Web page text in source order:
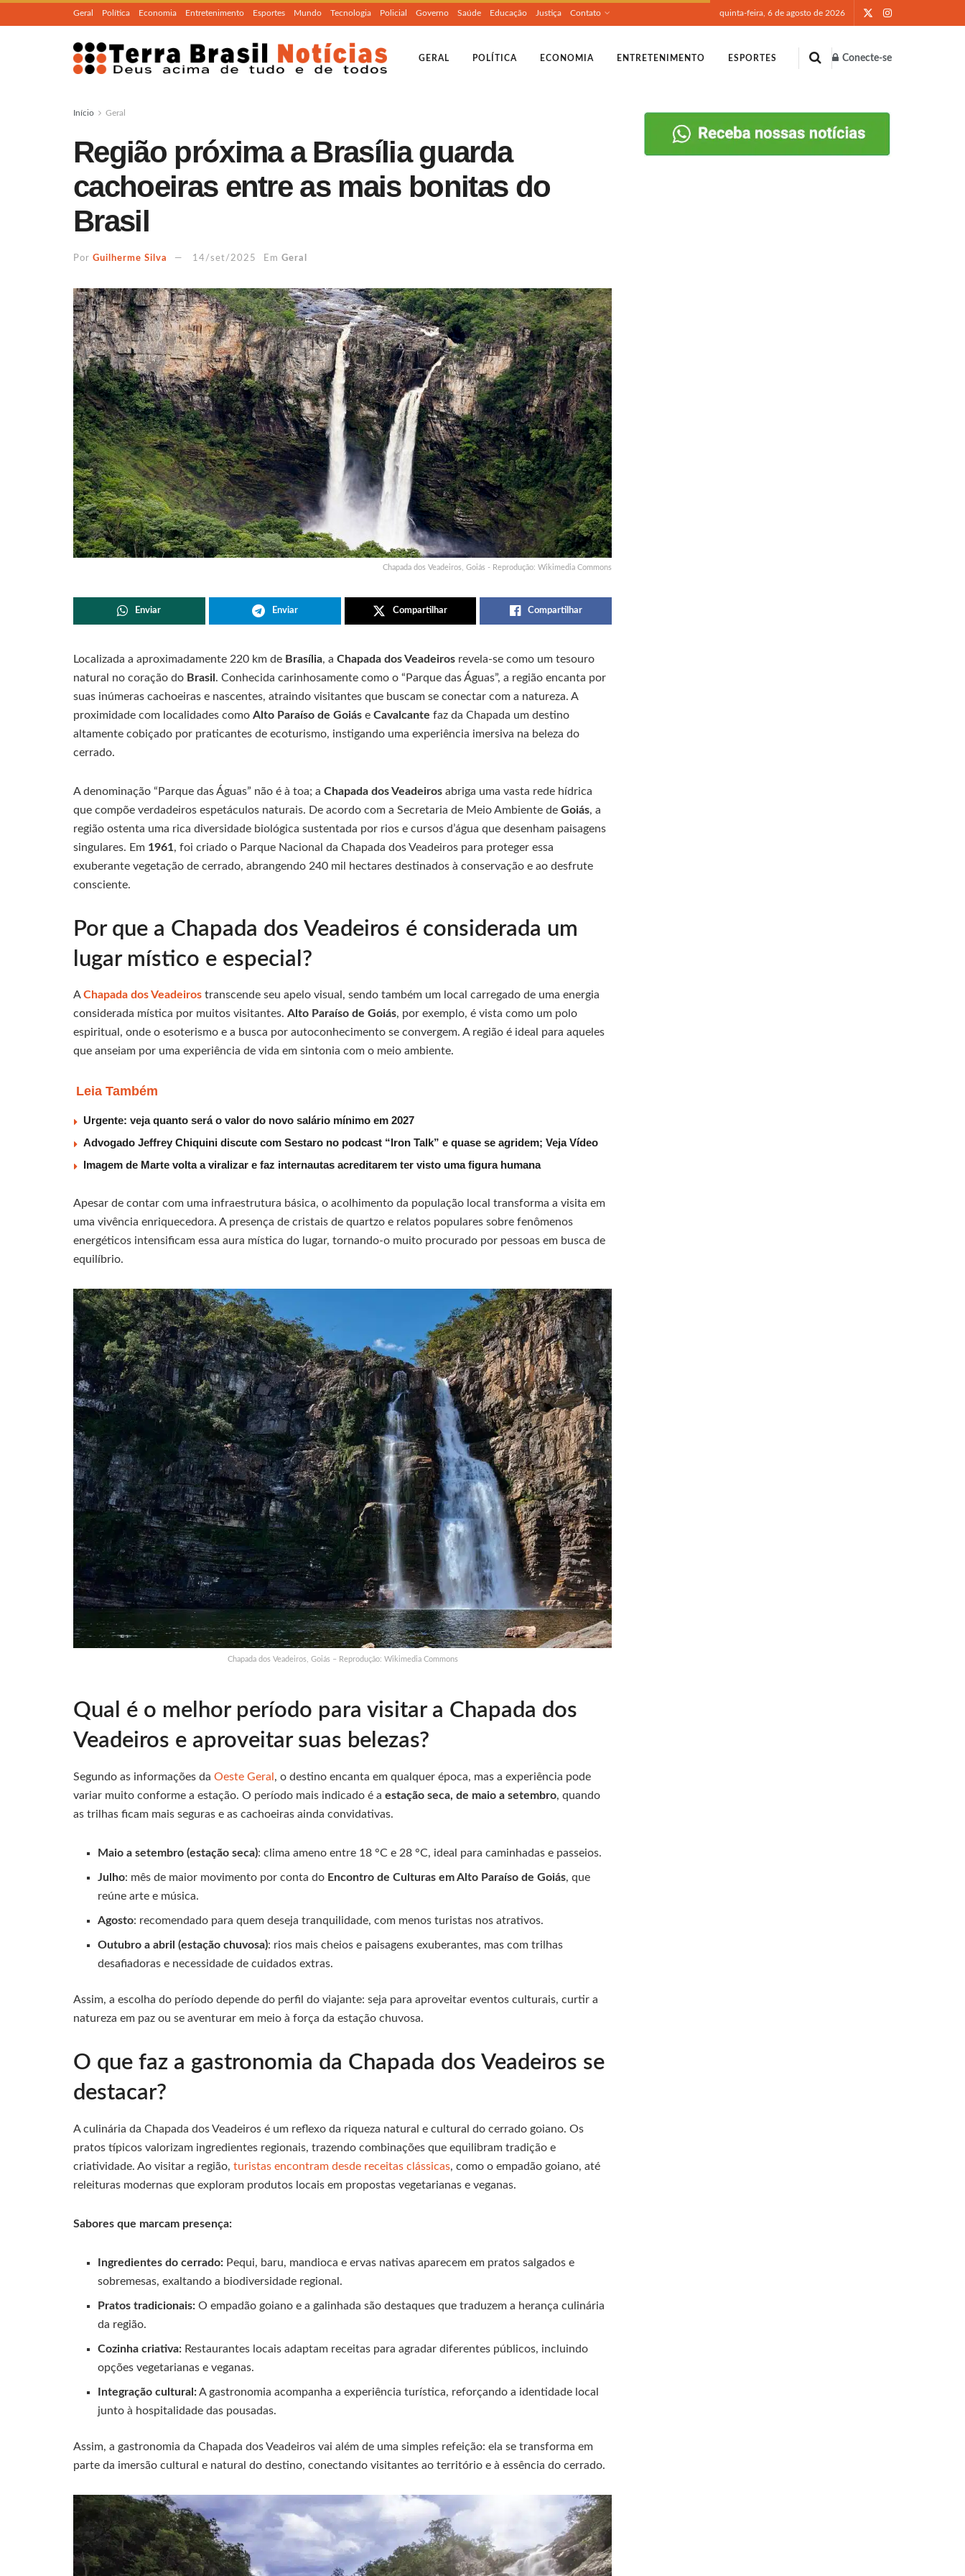
Geral Política Economia Entretenimento Esportes Mundo Tecnologia Policial Governo Saúde Educação Justiça Contato quinta-feira, 6 de agosto de 2026
GERAL POLÍTICA ECONOMIA ENTRETENIMENTO ESPORTES Conecte-se
Início Geral
Região próxima a Brasília guarda
cachoeiras entre as mais bonitas do
Brasil
Por Guilherme Silva 14/set/2025 Em Geral
Chapada dos Veadeiros, Goiás - Reprodução: Wikimedia Commons
Enviar Enviar Compartilhar Compartilhar
Localizada a aproximadamente 220 km de Brasília, a Chapada dos Veadeiros revela-se como um tesouro
natural no coração do Brasil . Conhecida carinhosamente como o “Parque das Águas”, a região encanta por
suas inúmeras cachoeiras e nascentes, atraindo visitantes que buscam se conectar com a natureza. A
proximidade com localidades como Alto Paraíso de Goiás e Cavalcante faz da Chapada um destino
altamente cobiçado por praticantes de ecoturismo, instigando uma experiência imersiva na beleza do
cerrado.
A denominação “Parque das Águas” não é à toa; a Chapada dos Veadeiros abriga uma vasta rede hídrica
que compõe verdadeiros espetáculos naturais. De acordo com a Secretaria de Meio Ambiente de Goiás, a
região ostenta uma rica diversidade biológica sustentada por rios e cursos d’água que desenham paisagens
singulares. Em 1961, foi criado o Parque Nacional da Chapada dos Veadeiros para proteger essa
exuberante vegetação de cerrado, abrangendo 240 mil hectares destinados à conservação e ao desfrute
consciente.
Por que a Chapada dos Veadeiros é considerada um
lugar místico e especial?
A Chapada dos Veadeiros transcende seu apelo visual, sendo também um local carregado de uma energia
considerada mística por muitos visitantes. Alto Paraíso de Goiás, por exemplo, é vista como um polo
espiritual, onde o esoterismo e a busca por autoconhecimento se convergem. A região é ideal para aqueles
que anseiam por uma experiência de vida em sintonia com o meio ambiente.
Leia Também
Urgente: veja quanto será o valor do novo salário mínimo em 2027
Advogado Jeffrey Chiquini discute com Sestaro no podcast “Iron Talk” e quase se agridem; Veja Vídeo
Imagem de Marte volta a viralizar e faz internautas acreditarem ter visto uma figura humana
Apesar de contar com uma infraestrutura básica, o acolhimento da população local transforma a visita em
uma vivência enriquecedora. A presença de cristais de quartzo e relatos populares sobre fenômenos
energéticos intensificam essa aura mística do lugar, tornando-o muito procurado por pessoas em busca de
equilíbrio.
Chapada dos Veadeiros, Goiás – Reprodução: Wikimedia Commons
Qual é o melhor período para visitar a Chapada dos
Veadeiros e aproveitar suas belezas?
Segundo as informações da Oeste Geral , o destino encanta em qualquer época, mas a experiência pode
variar muito conforme a estação. O período mais indicado é a estação seca, de maio a setembro, quando
as trilhas ficam mais seguras e as cachoeiras ainda convidativas.
Maio a setembro (estação seca): clima ameno entre 18 °C e 28 °C, ideal para caminhadas e passeios.
Julho: mês de maior movimento por conta do Encontro de Culturas em Alto Paraíso de Goiás, que
reúne arte e música.
Agosto: recomendado para quem deseja tranquilidade, com menos turistas nos atrativos.
Outubro a abril (estação chuvosa): rios mais cheios e paisagens exuberantes, mas com trilhas
desafiadoras e necessidade de cuidados extras.
Assim, a escolha do período depende do perfil do viajante: seja para aproveitar eventos culturais, curtir a
natureza em paz ou se aventurar em meio à força da estação chuvosa.
O que faz a gastronomia da Chapada dos Veadeiros se
destacar?
A culinária da Chapada dos Veadeiros é um reflexo da riqueza natural e cultural do cerrado goiano. Os
pratos típicos valorizam ingredientes regionais, trazendo combinações que equilibram tradição e
criatividade. Ao visitar a região, turistas encontram desde receitas clássicas, como o empadão goiano, até
releituras modernas que exploram produtos locais em propostas vegetarianas e veganas.
Sabores que marcam presença:
Ingredientes do cerrado: Pequi, baru, mandioca e ervas nativas aparecem em pratos salgados e
sobremesas, exaltando a biodiversidade regional.
Pratos tradicionais: O empadão goiano e a galinhada são destaques que traduzem a herança culinária
da região.
Cozinha criativa: Restaurantes locais adaptam receitas para agradar diferentes públicos, incluindo
opções vegetarianas e veganas.
Integração cultural:A gastronomia acompanha a experiência turística, reforçando a identidade local
junto à hospitalidade das pousadas.
Assim, a gastronomia da Chapada dos Veadeiros vai além de uma simples refeição: ela se transforma em
parte da imersão cultural e natural do destino, conectando visitantes ao território e à essência do cerrado.